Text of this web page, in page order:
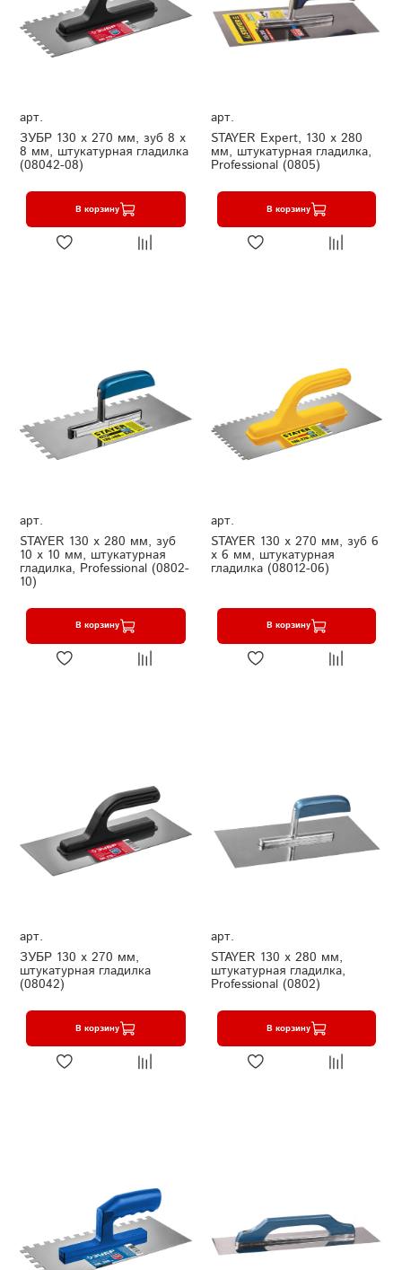
арт.
ЗУБР 130 х 270 мм, зуб 8 х
8 мм, штукатурная гладилка
(08042-08)
В корзину
арт.
STAYER Eхpert, 130 х 280
мм, штукатурная гладилка,
Professional (0805)
В корзину
арт.
STAYER 130 х 280 мм, зуб
10 х 10 мм, штукатурная
гладилка, Professional (0802-
10)
В корзину
арт.
STAYER 130 х 270 мм, зуб 6
х 6 мм, штукатурная
гладилка (08012-06)
В корзину
арт.
ЗУБР 130 х 270 мм,
штукатурная гладилка
(08042)
В корзину
арт.
STAYER 130 х 280 мм,
штукатурная гладилка,
Professional (0802)
В корзину